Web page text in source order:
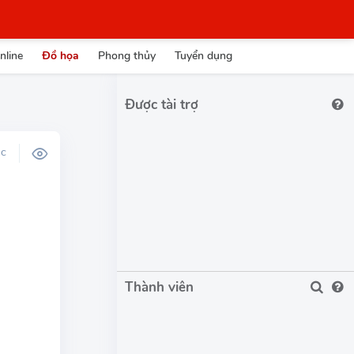
Đồ họa Phong thủy Tuyển dụng
Được tài trợ
Thành viên